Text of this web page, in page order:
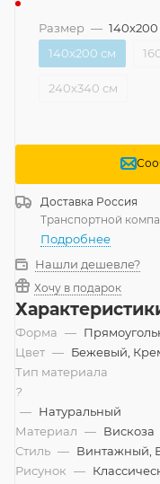
Размер —
140x200 см
240x340 см
Доставка Россия
Транспортной
Подробнее
Нашли дешевле?
Хочу в подарок
Форма —
Цвет — Бежевый,
Тип материала
?
— Натуральный
Материал — Вискоза
Стиль — Винтажный,
Рисунок —